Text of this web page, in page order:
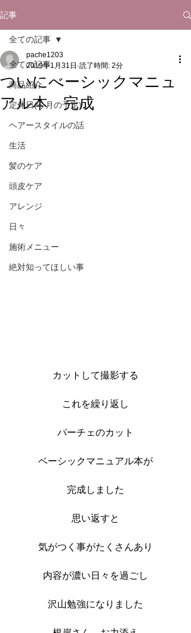
記事
全ての記事
商品紹介
定休日(今月の予定)
ヘアースタイルの話
生活
髪のケア
頭皮ケア
アレンジ
日々
施術メニュー
絶対知ってほしい事
全ての記事
ついにべーシックマニュ
アル本 完成
pache1203
2019年1月31日 読了時間: 2分
カットして撮影する
これを繰り返し
パーチェのカット
ベーシックマニュアル本が
完成しました
思い返すと
気がつく事がたくさんあり
内容が濃い日々を過ごし
沢山勉強になりました